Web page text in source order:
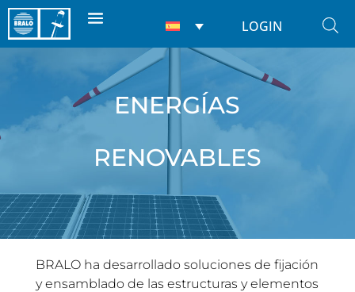
LOGIN
ENERGÍAS
RENOVABLES
BRALO ha desarrollado soluciones de fijación
y ensamblado de las estructuras y elementos